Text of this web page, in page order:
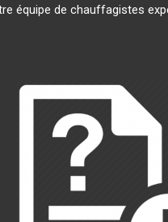
équipe de chauffagistes